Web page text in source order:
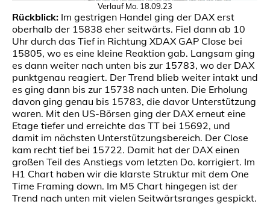
Verlauf Mo. 18.09.23
Rückblick: Im gestrigen Handel ging der DAX erst
oberhalb der 15838 eher seitwärts. Fiel dann ab 10
Uhr durch das Tief in Richtung XDAX GAP Close bei
15805, wo es eine kleine Reaktion gab. Langsam ging
es dann weiter nach unten bis zur 15783, wo der DAX
punktgenau reagiert. Der Trend blieb weiter intakt und
es ging dann bis zur 15738 nach unten. Die Erholung
davon ging genau bis 15783, die davor Unterstützung
waren. Mit den US-Börsen ging der DAX erneut eine
Etage tiefer und erreichte das TT bei 15692, und
damit im nächsten Unterstützungsbereich. Der Close
kam recht tief bei 15722. Damit hat der DAX einen
großen Teil des Anstiegs vom letzten Do. korrigiert. Im
H1 Chart haben wir die klarste Struktur mit dem One
Time Framing down. Im M5 Chart hingegen ist der
Trend nach unten mit vielen Seitwärtsranges gespickt.